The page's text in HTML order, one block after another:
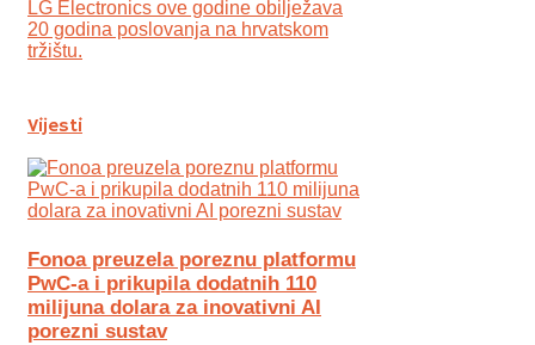
LG Electronics ove godine obilježava
20 godina poslovanja na hrvatskom
tržištu.
Vijesti
Fonoa preuzela poreznu platformu
PwC-a i prikupila dodatnih 110
milijuna dolara za inovativni AI
porezni sustav